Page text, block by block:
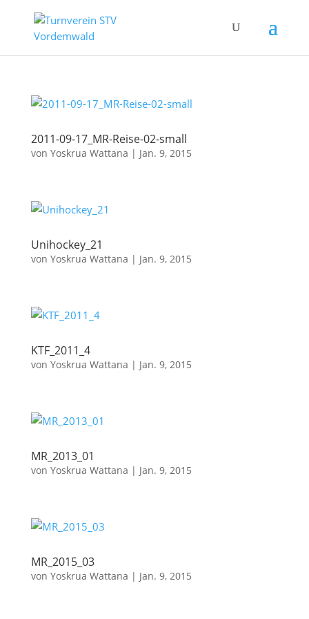
2011-09-17_MR-Reise-02-small
von Yoskrua Wattana | Jan. 9, 2015
Unihockey_21
von Yoskrua Wattana | Jan. 9, 2015
KTF_2011_4
von Yoskrua Wattana | Jan. 9, 2015
MR_2013_01
von Yoskrua Wattana | Jan. 9, 2015
MR_2015_03
von Yoskrua Wattana | Jan. 9, 2015